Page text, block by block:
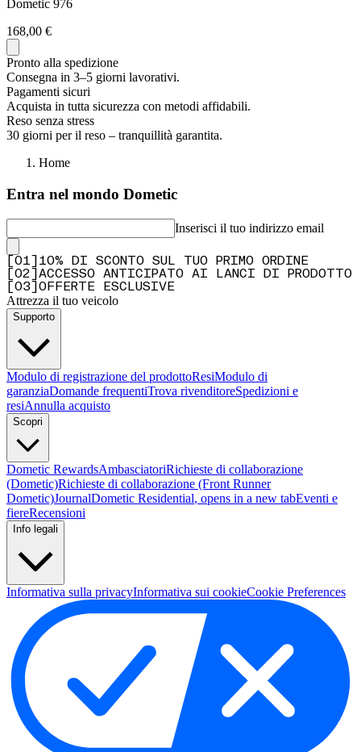
Dometic 976
168,00 €
Pronto alla spedizione
Consegna in 3–5 giorni lavorativi.
Pagamenti sicuri
Acquista in tutta sicurezza con metodi affidabili.
Reso senza stress
30 giorni per il reso – tranquillità garantita.
Home
Entra nel mondo Dometic
Inserisci il tuo indirizzo email
01
10% DI SCONTO SUL TUO PRIMO ORDINE
02
ACCESSO ANTICIPATO AI LANCI DI PRODOTTO
03 OFFERTE ESCLUSIVE
Attrezza il tuo veicolo
Supporto
Modulo di registrazione del prodottoResiModulo di
garanziaDomande frequentiTrova rivenditoreSpedizioni e
resiAnnulla acquisto
Scopri
Dometic RewardsAmbasciatoriRichieste di collaborazione
(Dometic)Richieste di collaborazione (Front Runner
Dometic)JournalDometic Residential, opens in a new tabEventi e
fiereRecensioni
Info legali
Informativa sulla privacyInformativa sui cookieCookie Preferences